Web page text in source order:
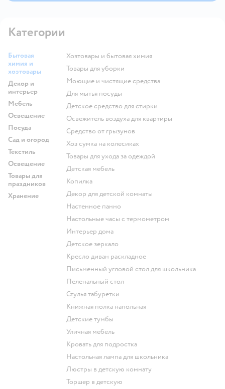
Категории
Бытовая
химия и
хозтовары
Декор и
интерьер
Мебель
Освещение
Посуда
Сад и огород
Текстиль
Освещение
Товары для
праздников
Хранение
Хозтовары и бытовая химия
Товары для уборки
моющие и чистящие средства
для мытья посуды
детское средство для стирки
освежитель воздуха для квартиры
средство от грызунов
хоз сумка на колесиках
Товары для ухода за одеждой
Детская мебель
Копилка
Декор для детской комнаты
Настенное панно
Настольные часы с термометром
Интерьер дома
Детское зеркало
Кресло диван раскладное
Письменный угловой стол для школьника
Пеленальный стол
Стулья табуретки
Книжная полка напольная
Детские тумбы
Уличная мебель
Кровать для подростка
Настольная лампа для школьника
Люстры в детскую комнату
Торшер в детскую